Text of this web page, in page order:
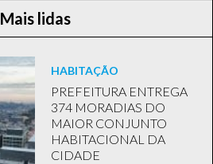
Mais lidas
HABITAÇÃO
PREFEITURA ENTREGA
374 MORADIAS DO
MAIOR CONJUNTO
HABITACIONAL DA
CIDADE